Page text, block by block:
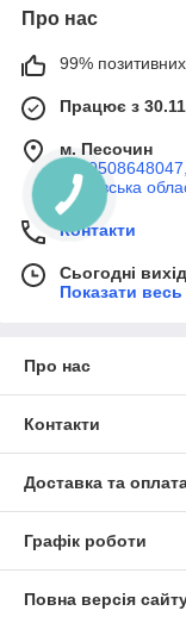
Про нас
99% позитивних
Працює з
м. Песочин
Харківська
Контакти
Сьогодні
Показати
Про нас
Контакти
Доставка та
Графік роботи
Повна версія